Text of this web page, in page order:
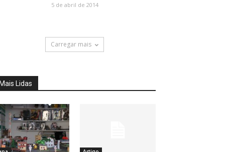
5 de abril de 2014
Carregar mais
Lidas